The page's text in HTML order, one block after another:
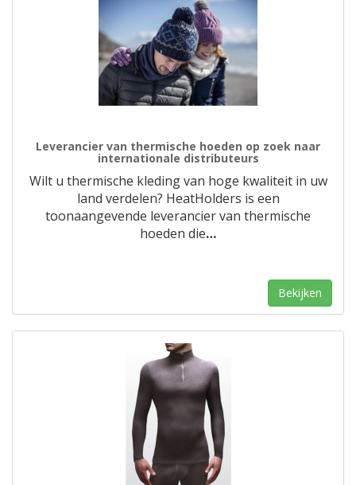
Leverancier van thermische hoeden op zoek naar
internationale distributeurs
Wilt u thermische kleding van hoge kwaliteit in uw
land verdelen? HeatHolders is een
toonaangevende leverancier van thermische
hoeden die…
Bekijken